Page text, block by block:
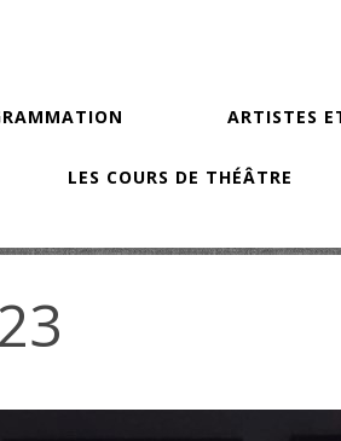
ARTISTES
LES COURS DE THÉÂTRE